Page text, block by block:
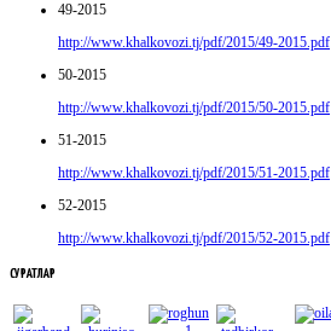
49-2015
http://www.khalkovozi.tj/pdf/2015/49-2015.pdf
50-2015
http://www.khalkovozi.tj/pdf/2015/50-2015.pdf
51-2015
http://www.khalkovozi.tj/pdf/2015/51-2015.pdf
52-2015
http://www.khalkovozi.tj/pdf/2015/52-2015.pdf
СУРАТЛАР